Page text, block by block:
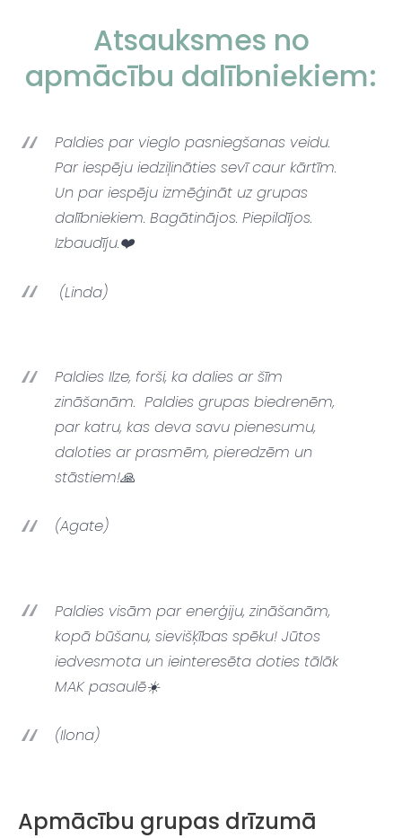
Atsauksmes no
apmācību dalībniekiem:
Paldies par vieglo pasniegšanas veidu.
Par iespēju iedziļināties sevī caur kārtīm.
Un par iespēju izmēģināt uz grupas
dalībniekiem. Bagātinājos. Piepildījos.
Izbaudīju.❤️
(Linda)
Paldies Ilze, forši, ka dalies ar šīm
zināšanām.Paldies grupas biedrenēm,
par katru, kas deva savu pienesumu,
daloties ar prasmēm, pieredzēm un
stāstiem!🙏
(Agate)
Paldies visām par enerģiju, zināšanām,
kopā būšanu, sievišķības spēku! Jūtos
iedvesmota un ieinteresēta doties tālāk
MAK pasaulē☀️
(Ilona)
Apmācību grupas drīzumā